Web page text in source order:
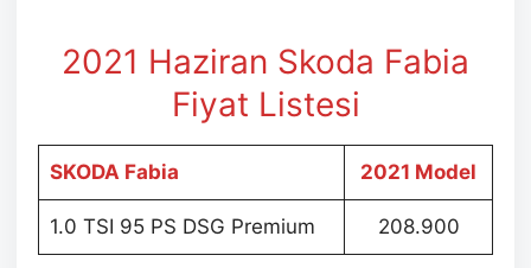
2021 Haziran Skoda Fabia
Fiyat Listesi
SKODA Fabia 2021 Model
1.0 TSI 95 PS DSG Premium 208.900